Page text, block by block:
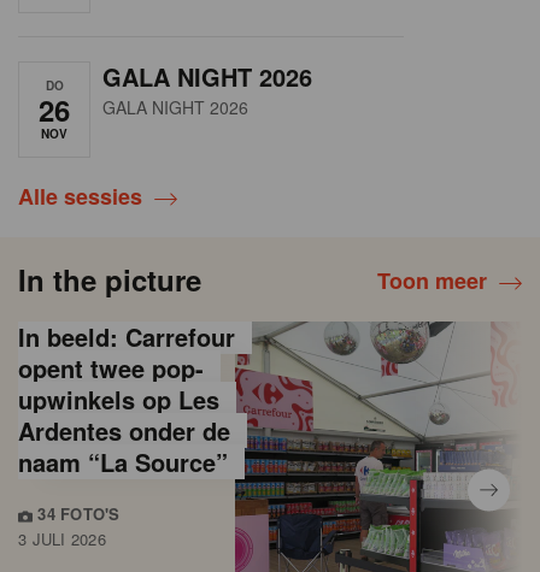
DO
26
NOV
GALA NIGHT 2026
GALA NIGHT 2026
Alle sessies
In the picture Toon meer
In beeld: Carrefour
opent twee pop-
upwinkels op Les
Ardentes onder de
naam “La Source”
34 FOTO'S
3 JULI 2026